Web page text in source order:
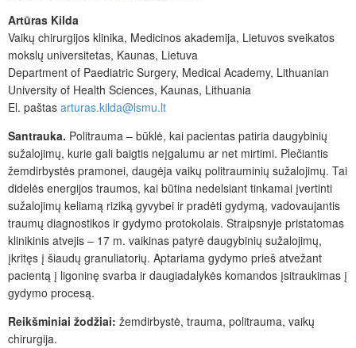
Artūras Kilda
Vaikų chirurgijos klinika, Medicinos akademija, Lietuvos sveikatos
mokslų universitetas, Kaunas, Lietuva
Department of Paediatric Surgery, Medical Academy, Lithuanian
University of Health Sciences, Kaunas, Lithuania
El. paštas arturas.kilda@lsmu.lt
Santrauka. Politrauma – būklė, kai pacientas patiria daugybinių
sužalojimų, kurie gali baigtis neįgalumu ar net mirtimi. Plečiantis
žemdirbystės pramonei, daugėja vaikų politrauminių sužalojimų. Tai
didelės energijos traumos, kai būtina nedelsiant tinkamai įvertinti
sužalojimų keliamą riziką gyvybei ir pradėti gydymą, vadovaujantis
traumų diagnostikos ir gydymo protokolais. Straipsnyje pristatomas
klinikinis atvejis – 17 m. vaikinas patyrė daugybinių sužalojimų,
įkritęs į šiaudų granuliatorių. Aptariama gydymo prieš atvežant
pacientą į ligoninę svarba ir daugiadalykės komandos įsitraukimas į
gydymo procesą.
Reikšminiai žodžiai: žemdirbystė, trauma, politrauma, vaikų
chirurgija.